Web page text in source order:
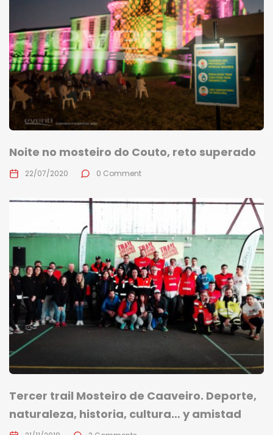
Noite no mosteiro do Couto, reto superado
22/07/2020 0 Comment
Tercer trail Mosteiro de Caaveiro. Deporte,
naturaleza, historia, cultura… y amistad